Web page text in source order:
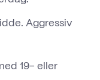
Aggressiv
19- eller